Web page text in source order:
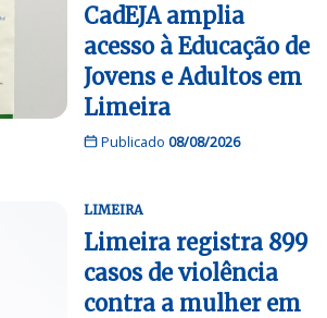
CadEJA amplia
acesso à Educação de
Jovens e Adultos em
Limeira
Publicado 08/08/2026
LIMEIRA
Limeira registra 899
casos de violência
contra a mulher em